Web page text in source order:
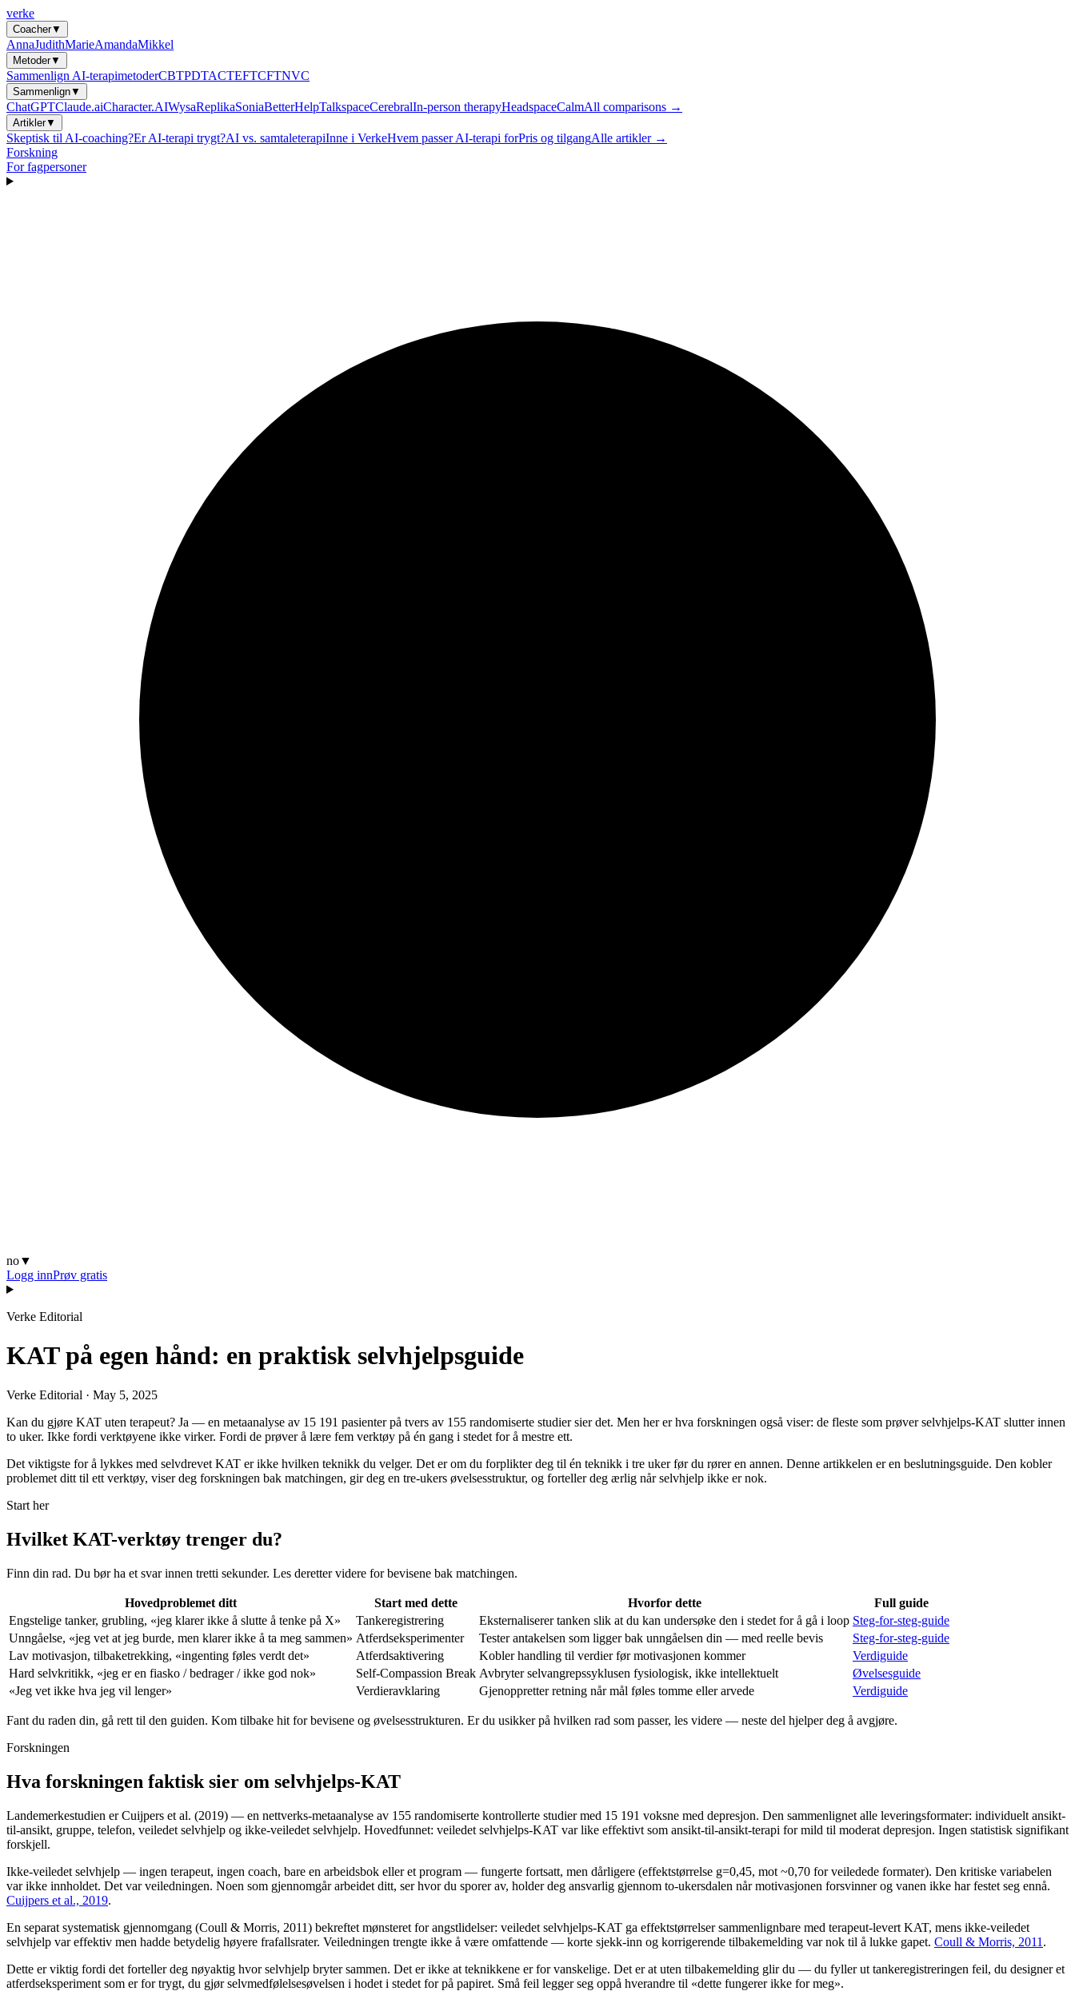
verke
Coacher▼
AnnaJudithMarieAmandaMikkel
Metoder▼
Sammenlign AI-terapimetoderCBTPDTACTEFTCFTNVC
Sammenlign▼
ChatGPTClaude.aiCharacter.AIWysaReplikaSoniaBetterHelpTalkspaceCerebralIn-person therapyHeadspaceCalmAll comparisons →
Artikler▼
Skeptisk til AI-coaching?Er AI-terapi trygt?AI vs. samtaleterapiInne i VerkeHvem passer AI-terapi forPris og tilgangAlle artikler →
Forskning
For fagpersoner
no▼
Logg innPrøv gratis
Verke Editorial
KAT på egen hånd: en praktisk selvhjelpsguide
Verke Editorial · May 5, 2025
Kan du gjøre KAT uten terapeut? Ja — en metaanalyse av 15 191 pasienter på tvers av 155 randomiserte studier sier det. Men her er hva forskningen også viser: de fleste som prøver selvhjelps-KAT slutter innen
to uker. Ikke fordi verktøyene ikke virker. Fordi de prøver å lære fem verktøy på én gang i stedet for å mestre ett.
Det viktigste for å lykkes med selvdrevet KAT er ikke hvilken teknikk du velger. Det er om du forplikter deg til én teknikk i tre uker før du rører en annen. Denne artikkelen er en beslutningsguide. Den kobler
problemet ditt til ett verktøy, viser deg forskningen bak matchingen, gir deg en tre-ukers øvelsesstruktur, og forteller deg ærlig når selvhjelp ikke er nok.
Start her
Hvilket KAT-verktøy trenger du?
Finn din rad. Du bør ha et svar innen tretti sekunder. Les deretter videre for bevisene bak matchingen.
Hovedproblemet ditt Start med dette Hvorfor dette
Full guide
Engstelige tanker, grubling, «jeg klarer ikke å slutte å tenke på X»
Tankeregistrering Eksternaliserer tanken slik at du kan undersøke den i stedet for å gå i loop Steg-for-steg-guide
Unngåelse, «jeg vet at jeg burde, men klarer ikke å ta meg sammen» Atferdseksperimenter Tester antakelsen som ligger bak unngåelsen din — med reelle bevis
Steg-for-steg-guide
Lav motivasjon, tilbaketrekking, «ingenting føles verdt det»
Atferdsaktivering Kobler handling til verdier før motivasjonen kommer
Verdiguide
Hard selvkritikk, «jeg er en fiasko / bedrager / ikke god nok»
Self-Compassion Break Avbryter selvangrepssyklusen fysiologisk, ikke intellektuelt
Øvelsesguide
«Jeg vet ikke hva jeg vil lenger»
Verdieravklaring Gjenoppretter retning når mål føles tomme eller arvede Verdiguide
Fant du raden din, gå rett til den guiden. Kom tilbake hit for bevisene og øvelsesstrukturen. Er du usikker på hvilken rad som passer, les videre — neste del hjelper deg å avgjøre.
Forskningen
Hva forskningen faktisk sier om selvhjelps-KAT
Landemerkestudien er Cuijpers et al. (2019) — en nettverks-metaanalyse av 155 randomiserte kontrollerte studier med 15 191 voksne med depresjon. Den sammenlignet alle leveringsformater: individuelt ansikt-
til-ansikt, gruppe, telefon, veiledet selvhjelp og ikke-veiledet selvhjelp. Hovedfunnet: veiledet selvhjelps-KAT var like effektivt som ansikt-til-ansikt-terapi for mild til moderat depresjon. Ingen statistisk signifikant
forskjell.
Ikke-veiledet selvhjelp — ingen terapeut, ingen coach, bare en arbeidsbok eller et program — fungerte fortsatt, men dårligere (effektstørrelse g=0,45, mot ~0,70 for veiledede formater). Den kritiske variabelen
var ikke innholdet. Det var veiledningen. Noen som gjennomgår arbeidet ditt, ser hvor du sporer av, holder deg ansvarlig gjennom to-ukersdalen når motivasjonen forsvinner og vanen ikke har festet seg ennå.
Cuijpers et al., 2019.
En separat systematisk gjennomgang (Coull & Morris, 2011) bekreftet mønsteret for angstlidelser: veiledet selvhjelps-KAT ga effektstørrelser sammenlignbare med terapeut-levert KAT, mens ikke-veiledet
selvhjelp var effektiv men hadde betydelig høyere frafallsrater. Veiledningen trengte ikke å være omfattende — korte sjekk-inn og korrigerende tilbakemelding var nok til å lukke gapet. Coull & Morris, 2011 .
Dette er viktig fordi det forteller deg nøyaktig hvor selvhjelp bryter sammen. Det er ikke at teknikkene er for vanskelige. Det er at uten tilbakemelding glir du — du fyller ut tankeregistreringen feil, du designer et
atferdseksperiment som er for trygt, du gjør selvmedfølelsesøvelsen i hodet i stedet for på papiret. Små feil legger seg oppå hverandre til «dette fungerer ikke for meg».